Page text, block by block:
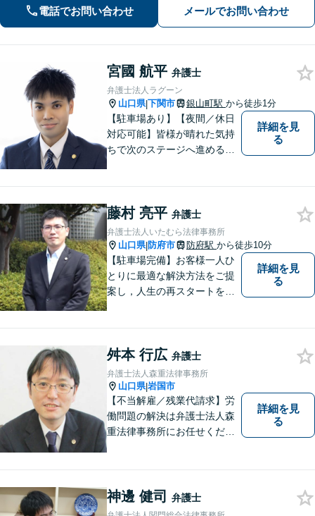
実調査と判例をリサーチし、不公平感
のない相続を実現【WEB面談】
電話でお問い合わせ メールでお問い合わせ
宮國 航平 弁護士
弁護士法人ラグーン
山口県|下関市 銀山町駅 から徒歩1分
【駐車場あり】【夜間／休日
対応可能】皆様が晴れた気持
ちで次のステージへ進めるよ
応。【地域に根差した弁護
士】何かお困りごとがござい
ましたらお一人で考え込ま
ず、ご相談下さい。
詳細を見
る
藤村 亮平 弁護士
弁護士法人いたむら法律事務所
山口県|防府市 防府駅 から徒歩10分
【駐車場完備】お客様一人ひ
とりに最適な解決方法をご提
案し，人生の再スタートをお
無料】お気軽にご相談くださ
い。
詳細を見
る
舛本 行広 弁護士
弁護士法人森重法律事務所
山口県|岩国市
【不当解雇／残業代請求】労
働問題の解決は弁護士法人森
重法律事務所にお任せくださ
詳細を見
る
神邊 健司 弁護士